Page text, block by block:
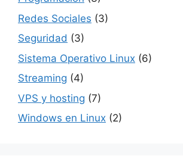
Redes Sociales (3)
Seguridad (3)
Sistema Operativo Linux (6)
Streaming (4)
VPS y hosting (7)
Windows en Linux (2)